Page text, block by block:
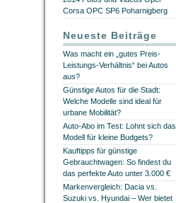
Corsa OPC SP6 Poharnigberg
Neueste Beiträge
Was macht ein „gutes Preis-
Leistungs-Verhältnis“ bei Autos
aus?
Günstige Autos für die Stadt:
Welche Modelle sind ideal für
urbane Mobilität?
Auto-Abo im Test: Lohnt sich das
Modell für kleine Budgets?
Kauftipps für günstige
Gebrauchtwagen: So findest du
das perfekte Auto unter 3.000 €
Markenvergleich: Dacia vs.
Suzuki vs. Hyundai – Wer bietet